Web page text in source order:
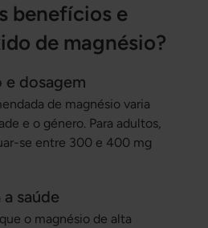
benefícios e
de magnésio?
e dosagem
de magnésio varia
e o género. Para adultos,
se entre 300 e 400 mg
saúde
o magnésio de alta